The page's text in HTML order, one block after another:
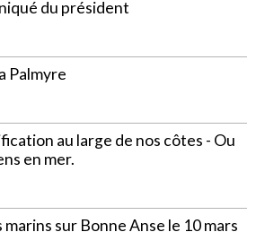
du président
Palmyre
au large de nos côtes - Ou
en mer.
sur Bonne Anse le 10 mars